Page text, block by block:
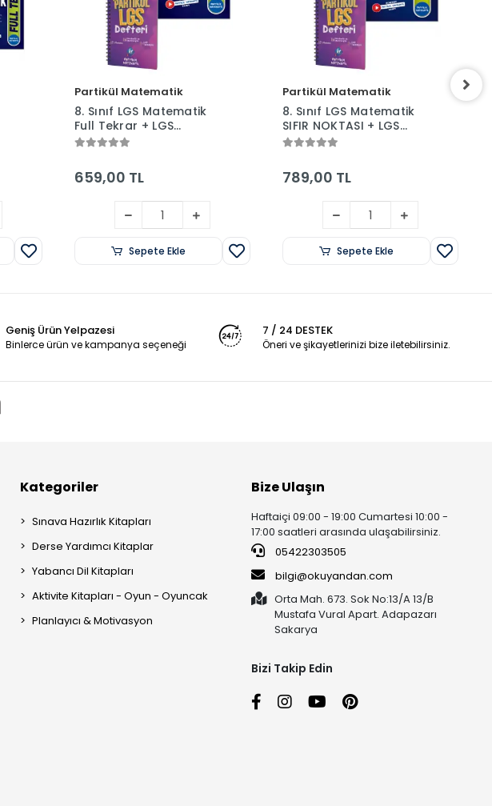
Partikül Matematik
8. Sınıf LGS Matematik
Full Tekrar + LGS
Planlama Defteri
659,00 TL
Sepete Ekle
Partikül Matematik
8. Sınıf LGS Matematik
SIFIR NOKTASI + LGS
Planlama Defteri
789,00 TL
Sepete Ekle
Geniş Ürün Yelpazesi
Binlerce ürün ve kampanya seçeneği
7 / 24 DESTEK
Öneri ve şikayetlerinizi bize iletebilirsiniz.
Kategoriler
Sınava Hazırlık Kitapları
Derse Yardımcı Kitaplar
Yabancı Dil Kitapları
Aktivite Kitapları - Oyun - Oyuncak
Planlayıcı & Motivasyon
Bize Ulaşın
Haftaiçi 09:00 - 19:00 Cumartesi 10:00 -
17:00 saatleri arasında ulaşabilirsiniz.
05422303505
bilgi@okuyandan.com
Orta Mah. 673. Sok No:13/A 13/B
Mustafa Vural Apart. Adapazarı
Sakarya
Bizi Takip Edin